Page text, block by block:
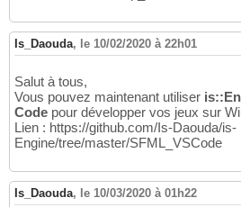
Is_Daouda, le 10/02/2020 à 22h01
Salut à tous,
Vous pouvez maintenant utiliser
Code pour développer vos jeux sur
Lien : https://github.com/Is-Daouda/is-
Engine/tree/master/SFML_VSCode
Is_Daouda, le 10/03/2020 à 01h22